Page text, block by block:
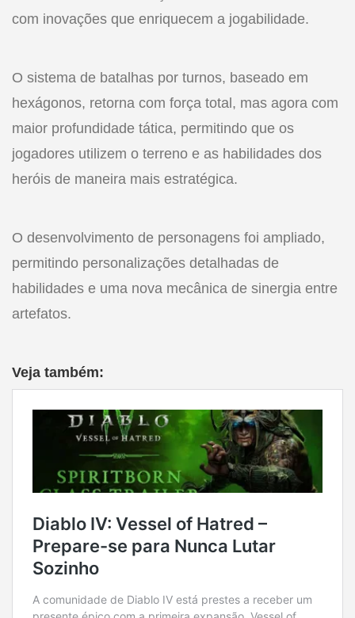
com inovações que enriquecem a jogabilidade.
O sistema de batalhas por turnos, baseado em
hexágonos, retorna com força total, mas agora com
maior profundidade tática, permitindo que os
jogadores utilizem o terreno e as habilidades dos
heróis de maneira mais estratégica.
O desenvolvimento de personagens foi ampliado,
permitindo personalizações detalhadas de
habilidades e uma nova mecânica de sinergia entre
artefatos.
Veja também: